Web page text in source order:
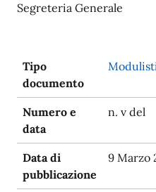
Segreteria Generale
Tipo
documento
Numero e
data
n. v del
Data di
pubblicazione
9 Marzo